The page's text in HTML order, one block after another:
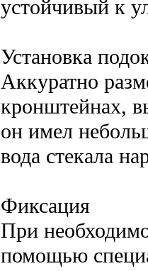
устойчивый к
Установка
Аккуратно
кронштейнах,
он имел
вода стекала
Фиксация
При
помощью